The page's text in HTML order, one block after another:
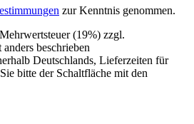
zur Kenntnis genommen.
(19%) zzgl.
beschrieben
Deutschlands, Lieferzeiten für
bitte der Schaltfläche mit den